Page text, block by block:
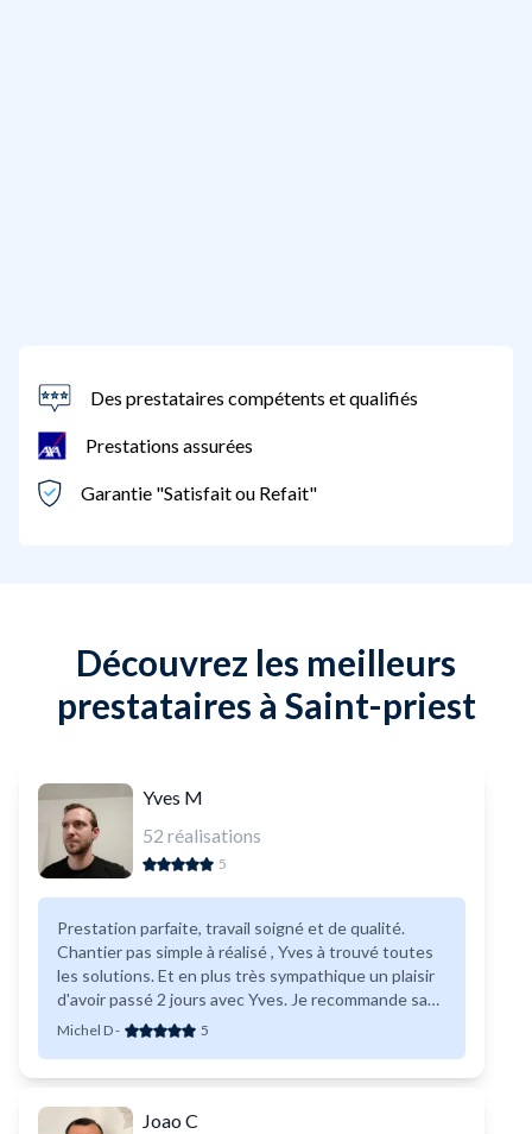
Des prestataires compétents et qualifiés
Prestations assurées
Garantie "Satisfait ou Refait"
Découvrez les meilleurs
prestataires à Saint-priest
Yves M
52 réalisations
5
Prestation parfaite, travail soigné et de qualité.
Chantier pas simple à réalisé , Yves à trouvé toutes
les solutions. Et en plus très sympathique un plaisir
d'avoir passé 2 jours avec Yves. Je recommande sans
aucunes hésitations
Michel D- 5
Joao C